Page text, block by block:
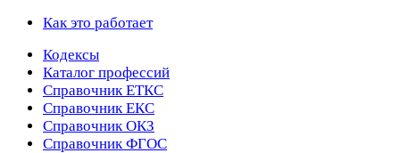
Как это работает
Кодексы
Каталог профессий
Справочник ЕТКС
Справочник ЕКС
Справочник ОКЗ
Справочник ФГОС